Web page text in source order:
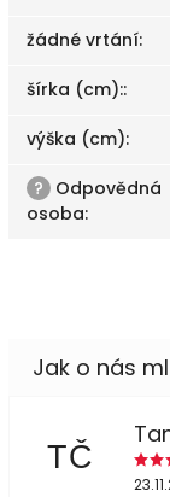
žádné vrtání:
šírka (cm)::
výška (cm):
? Odpovědná
osoba:
TČ